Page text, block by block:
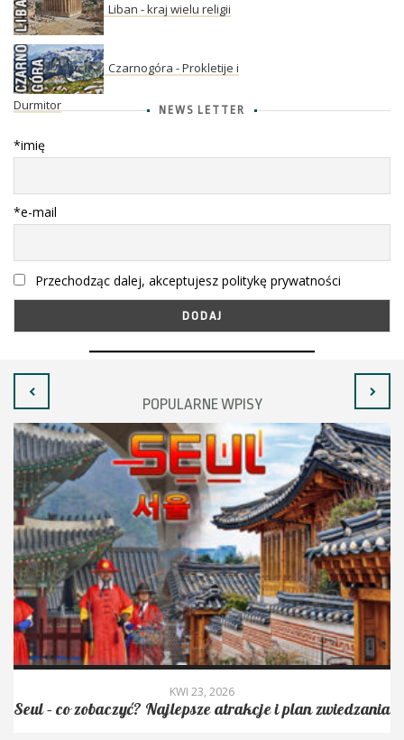
Liban - kraj wielu religii
Czarnogóra - Prokletije i
Durmitor NEWS LETTER
*imię
*e-mail
Przechodząc dalej, akceptujesz politykę prywatności
POPULARNE WPISY
KWI 23, 2026
Seul – co zobaczyć? Najlepsze atrakcje i plan zwiedzania